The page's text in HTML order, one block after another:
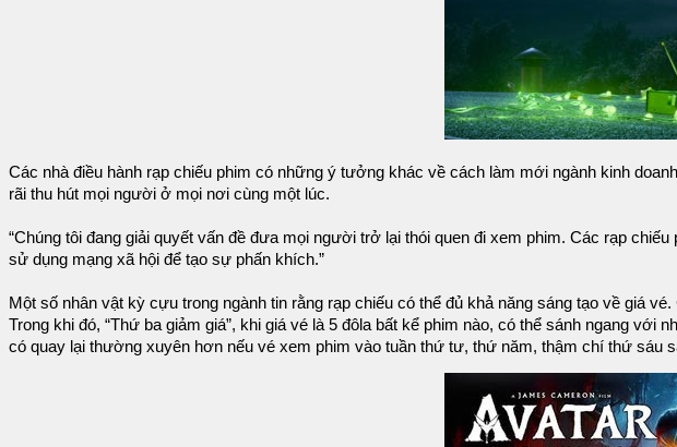
Các nhà điều hành rạp chiếu phim có những ý tưởng khác về cách làm mới ngành kinh
rãi thu hút mọi người ở mọi nơi cùng một lúc.
“Chúng tôi đang giải quyết vấn đề đưa mọi người trở lại thói quen đi xem phim. Các rạp
sử dụng mạng xã hội để tạo sự phấn khích.”
Một số nhân vật kỳ cựu trong ngành tin rằng rạp chiếu có thể đủ khả năng sáng tạo về giá
Trong khi đó, “Thứ ba giảm giá”, khi giá vé là 5 đôla bất kể phim nào, có thể sánh ngang
có quay lại thường xuyên hơn nếu vé xem phim vào tuần thứ tư, thứ năm, thậm chí thứ sáu